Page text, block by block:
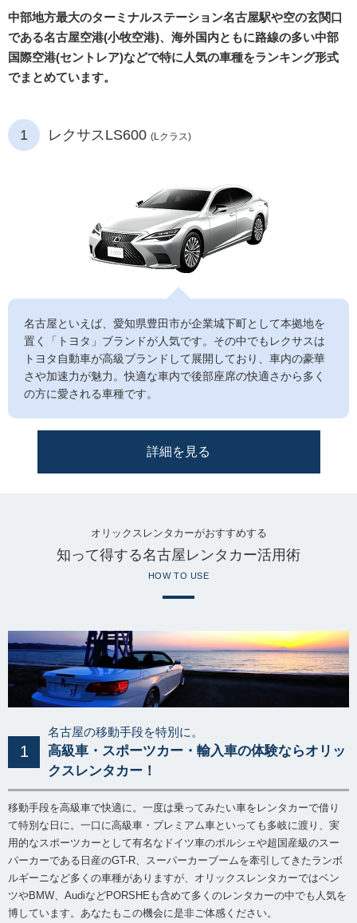
中部地方最大のターミナルステーション名古屋駅や空の玄関口
である名古屋空港(小牧空港)、海外国内ともに路線の多い中部
国際空港(セントレア)などで特に人気の車種をランキング形式
でまとめています。
1 レクサスLS600 (Lクラス)
名古屋といえば、愛知県豊田市が企業城下町として本拠地を
置く「トヨタ」ブランドが人気です。その中でもレクサスは
トヨタ自動車が高級ブランドして展開しており、車内の豪華
さや加速力が魅力。快適な車内で後部座席の快適さから多く
の方に愛される車種です。
詳細を見る
オリックスレンタカーがおすすめする
知って得する名古屋レンタカー活用術
HOW TO USE
1
名古屋の移動手段を特別に。
高級車・スポーツカー・輸入車の体験ならオリッ
クスレンタカー！
移動手段を高級車で快適に。一度は乗ってみたい車をレンタカーで借り
て特別な日に。一口に高級車・プレミアム車といっても多岐に渡り、実
用的なスポーツカーとして有名なドイツ車のポルシェや超国産級のスー
パーカーである日産のGT-R、スーパーカーブームを牽引してきたランボ
ルギーニなど多くの車種がありますが、オリックスレンタカーではベン
ツやBMW、AudiなどPORSHEも含めて多くのレンタカーの中でも人気を
博しています。あなたもこの機会に是非ご体感ください。